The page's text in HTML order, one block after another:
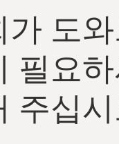
가 도
필요
주십